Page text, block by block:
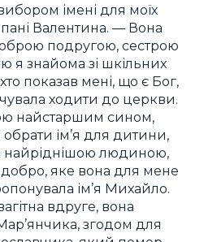
імені для моїх
пані Валентина. — Вона
подругою, сестрою
я знайома зі шкільних
показав мені, що є Бог,
ходити до церкви.
найстаршим сином,
ім’я для дитини,
найріднішою людиною,
добро, яке вона для мене
ім’я Михайло.
вдруге, вона
згодом для